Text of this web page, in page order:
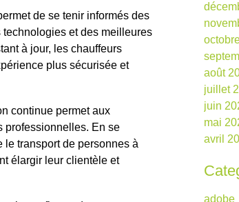
de se tenir informés des
et des meilleures
à jour, les chauffeurs
plus sécurisée et
continue permet aux
professionnelles. En se
transport de personnes à
élargir leur clientèle et
août
juillet
juin
mai
avril
adobe